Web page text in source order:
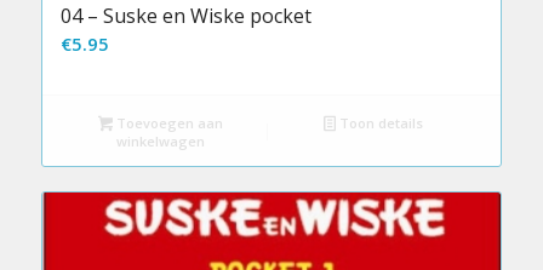
04 – Suske en Wiske pocket
€5.95
Toevoegen aan
winkelwagen
Toon details